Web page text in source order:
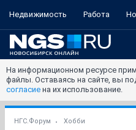
Недвижимость Работа
На информационном ресурсе
файлы. Оставаясь на сайте, вы
согласие на их использование.
НГС.Форум Хобби